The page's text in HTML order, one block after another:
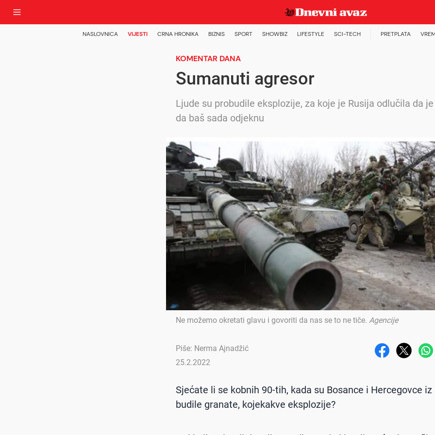
NASLOVNICA VIJESTI CRNA HRONIKA BIZNIS SPORT SHOWBIZ LIFESTYLE SCI-TECH PRETPLATA
KOMENTAR DANA
Sumanuti agresor
Ljude su probudile eksplozije, za koje je Rusija odlučila da
da baš sada odjeknu
Ne možemo okretati glavu i govoriti da nas se to ne tiče. Agencije
Piše: Nerma Ajnadžić
25.2.2022
Sjećate li se kobnih 90-tih, kada su Bosance i Hercegovce iz
budile granate, kojekakve eksplozije?